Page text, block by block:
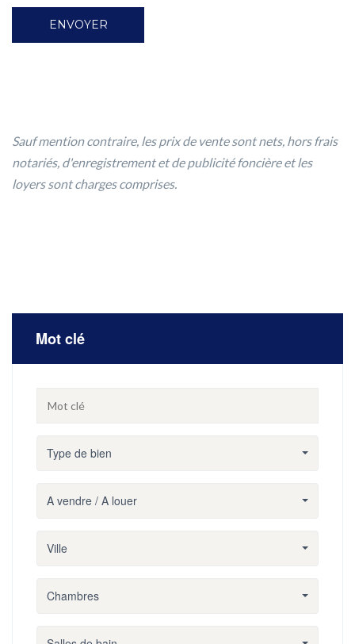
Sauf mention contraire, les prix de vente sont nets, hors frais
notariés, d'enregistrement et de publicité foncière et les
loyers sont charges comprises.
Mot clé
Type de bien
A vendre / A louer
Ville
Chambres